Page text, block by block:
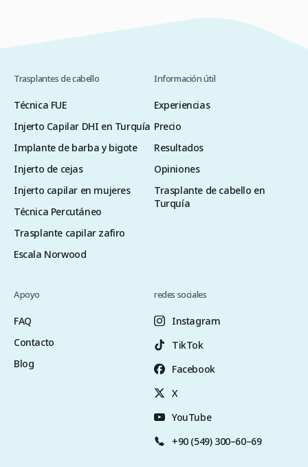
Trasplantes de cabello
Técnica FUE
Injerto Capilar DHI en Turquía
Implante de barba y bigote
Injerto de cejas
Injerto capilar en mujeres
Técnica Percutáneo
Trasplante capilar zafiro
Escala Norwood
Información útil
Experiencias
Precio
Resultados
Opiniones
Trasplante de cabello en
Turquía
Apoyo
FAQ
Contacto
Blog
redes sociales
Instagram
TikTok
Facebook
X
YouTube
+90 (549) 300–60–69